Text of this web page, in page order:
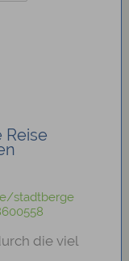
Reise
stadtberge
die viel